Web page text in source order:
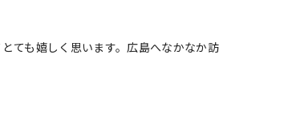
ても嬉しく思います。広島へなかなか訪